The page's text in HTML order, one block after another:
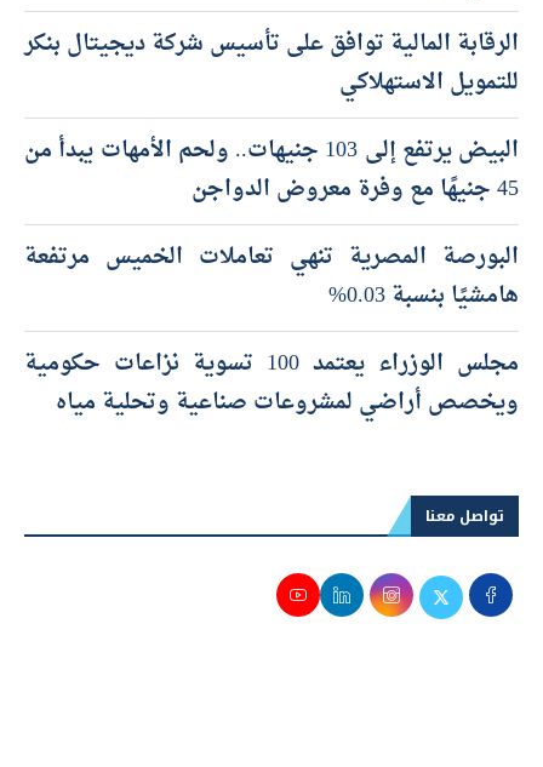
الرقابة المالية توافق على تأسيس شركة ديجيتال بنكر
للتمويل الاستهلاكي
البيض يرتفع إلى 103 جنيهات.. ولحم الأمهات يبدأ من
45 جنيهًا مع وفرة معروض الدواجن
البورصة المصرية تنهي تعاملات الخميس مرتفعة
هامشيًا بنسبة 0.03%
مجلس الوزراء يعتمد 100 تسوية نزاعات حكومية
ويخصص أراضي لمشروعات صناعية وتحلية مياه
تواصل معنا